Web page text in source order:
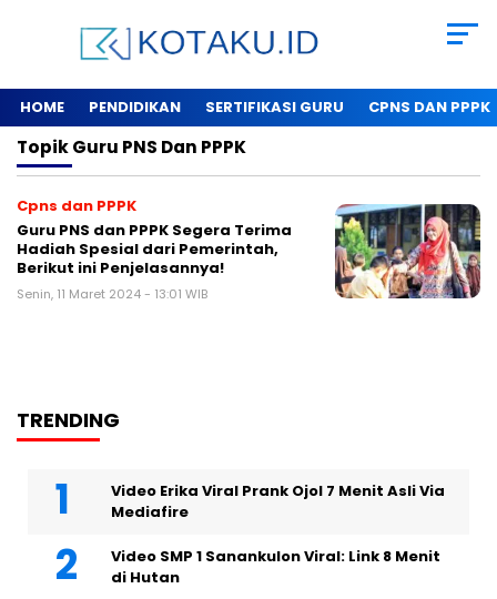
HOME PENDIDIKAN SERTIFIKASI GURU CPNS DAN PPPK
TopikGuru PNS Dan PPPK
Cpns dan PPPK
Guru PNS dan PPPK Segera Terima
Hadiah Spesial dari Pemerintah,
Berikut ini Penjelasannya!
Senin, 11 Maret 2024 - 13:01 WIB
TRENDING
Video Erika Viral Prank Ojol 7 Menit Asli Via
Mediafire
Video SMP 1 Sanankulon Viral: Link 8 Menit
di Hutan